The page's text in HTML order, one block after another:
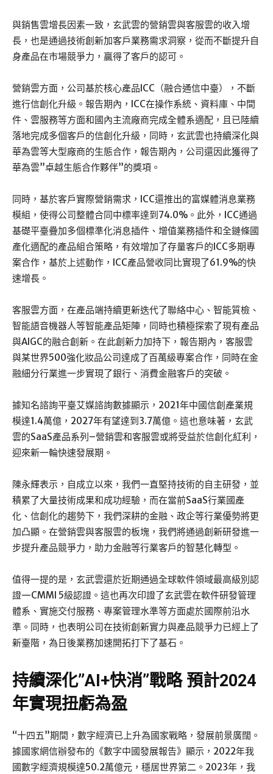
與銷售雲增長因素一致，玄武雲的營銷雲與客服雲的收入增
長，也是通過技術創新加客戶業務需求洞察，從而不斷提升自
身產品在市場競爭力，贏得了客戶的認可。
營銷雲方面，公司基於核心產品ICC（融合通信中臺），不斷
進行信創化升級。報告期內，ICC在操作系統、資料庫、中間
件、雲服務等方面和國內主流廠商完成全體系適配，且已陸續
落地完成多個客戶的信創化升級，同時，玄武雲也持續深化與
華為雲等大型廠商的生態合作，報告期內，公司還因此獲得了
華為雲”卓越生態合作夥伴”的獎項。
同時，基於客戶實際營銷需求，ICC還推出的富媒體消息業務
模組，使得公司整體合同中標率達到74.0%。此外，ICC通過
基礎平臺疊加多個標準化消息插件、增值業務插件和全鏈條國
產化適配的產品組合策略，有效增加了存量客戶的ICC多期專
案合作，基於上述動作，ICC產品營收同比實現了61.9%的快
速增長。
客服雲方面，在產品端持續更新迭代了聯絡中心、智能質檢、
智能語音機器人等智能產品矩陣，同時也積極探索了現有產品
與AIGC的融合創新。在此創新力加持下，報告期內，客服雲
與某世界500強化妝品公司達成了百萬級專案合作，同時在金
融細分行業進一步實現了銀行、消費金融客戶的突破。
據知名諮詢平臺艾媒諮詢數據顯示，2021年中國信創產業規
模達1.4萬億，2027年有望達到3.7萬億。這也意味著，玄武
雲的SaaS產品系列–營銷雲和客服雲或將受益於信創化紅利，
迎來新一輪快速發展期。
陳永輝表示，自成立以來，我們一直堅持技術的自主研發，並
積累了大量技術成果和成功經驗，而在當前SaaS行業國產
化、信創化的趨勢下，我們深耕的金融、政企等行業優勢將更
加凸顯。在營銷雲與客服雲的板塊，我們將通過創新研發進一
步提升產品競爭力，助力金融等行業客戶的智慧化轉型。
值得一提的是，玄武雲還於近期通過全球軟件領域最高級別認
證—CMMI 5級認證。這也再次印證了玄武雲在軟件研發管理
體系、實施交付服務、專案管理水準等方面處於國際前沿水
準。同時，也表明公司在技術創新實力與產品競爭力已經上了
新臺階，為日後業務加速開拓打下了基石。
持續深化”AI+快消”戰略 預計2024
年實現扭虧為盈
“十四五”期間，數字經濟已上升為國家戰略，發展前景廣闊。
據國家網信辦發布的《數字中國發展報告》顯示，2022年我
國數字經濟規模達50.2萬億元，穩居世界第二。2023年，我